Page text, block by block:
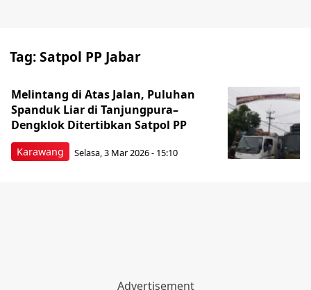
Tag:Satpol PP Jabar
Karawang
‎Melintang di Atas Jalan, Puluhan
Spanduk Liar di Tanjungpura–
Dengklok Ditertibkan Satpol PP
Selasa, 3 Mar 2026 - 15:10